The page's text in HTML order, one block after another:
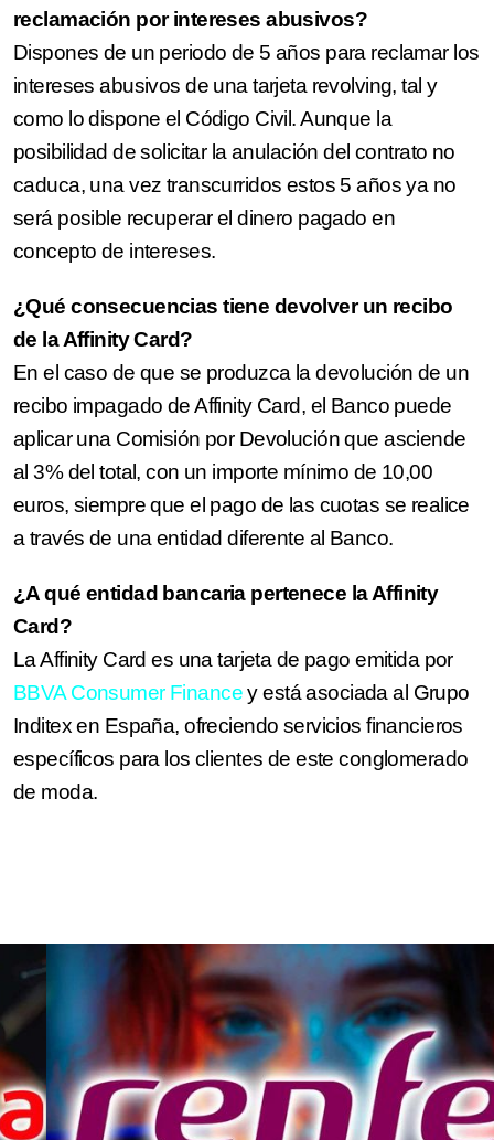
reclamación por intereses abusivos?
Dispones de un periodo de 5 años para reclamar los
intereses abusivos de una tarjeta revolving, tal y
como lo dispone el Código Civil. Aunque la
posibilidad de solicitar la anulación del contrato no
caduca, una vez transcurridos estos 5 años ya no
será posible recuperar el dinero pagado en
concepto de intereses.
¿Qué consecuencias tiene devolver un recibo
de la Affinity Card?
En el caso de que se produzca la devolución de un
recibo impagado de Affinity Card, el Banco puede
aplicar una Comisión por Devolución que asciende
al 3% del total, con un importe mínimo de 10,00
euros, siempre que el pago de las cuotas se realice
a través de una entidad diferente al Banco.
¿A qué entidad bancaria pertenece la Affinity
Card?
La Affinity Card es una tarjeta de pago emitida por
BBVA Consumer Financey está asociada al Grupo
Inditex en España, ofreciendo servicios financieros
específicos para los clientes de este conglomerado
de moda.